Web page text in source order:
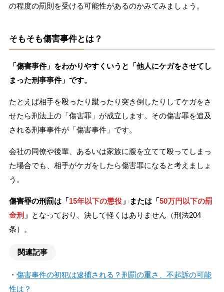
の程度の罰則を受ける可能性があるのかみてみましょう。
そもそも傷害事件とは？
「傷害事件」をわかりやすくいうと「他人にケガをさせてし
まった刑事事件」です。
たとえば相手を殴ったり蹴ったり突き倒したりしてケガをさ
せたら刑法上の「傷害罪」が成立します。その傷害罪を追及
される刑事事件が「傷害事件」です。
会社の同僚や後輩、あるいは家族に腹を立てて殴ってしまっ
た場合でも、相手がケガをしたら傷害罪になると考えましょ
う。
傷害罪の刑罰は「15年以下の懲役」または「50万円以下の罰
金刑 」 となっており、決して軽くはありません（刑法204
条）。
関連記事
・ 傷害事件の初犯は逮捕される？刑罰の重さ、不起訴の可能
性は？